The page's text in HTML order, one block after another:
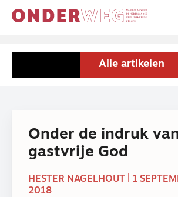
Alle artikelen
Onder de indruk
gastvrije God
HESTER NAGELHOUT | 1
2018